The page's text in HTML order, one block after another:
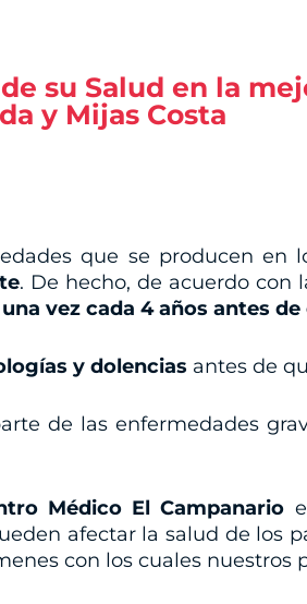
su Salud en la
y Mijas Costa
que se producen
. De hecho, de acuerdo con
una vez cada 4 años antes
y dolencias antes de
de las enfermedades
Médico El Campanario
afectar la salud de los
con los cuales nuestros